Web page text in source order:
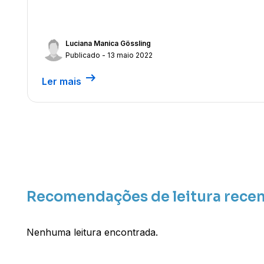
Luciana Manica Gössling
Publicado - 13 maio 2022
Ler mais arrow_right_alt
Recomendações de leitura
Nenhuma leitura encontrada.